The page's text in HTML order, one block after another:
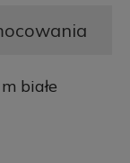
białe